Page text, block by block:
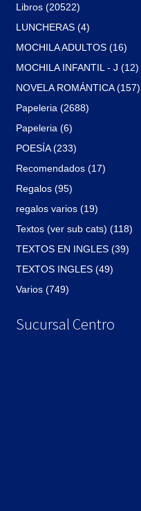
Libros (20522)
LUNCHERAS (4)
MOCHILA ADULTOS (16)
MOCHILA INFANTIL - J (12)
NOVELA ROMÁNTICA (157)
Papeleria (2688)
Papeleria (6)
POESÍA (233)
Recomendados (17)
Regalos (95)
regalos varios (19)
Textos (ver sub cats) (118)
TEXTOS EN INGLES (39)
TEXTOS INGLES (49)
Varios (749)
Sucursal Centro